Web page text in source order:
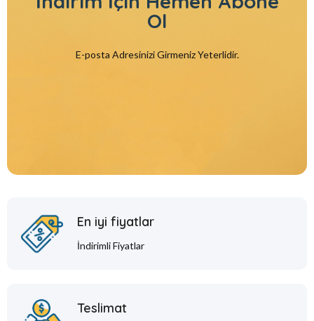
Ol
E-posta Adresinizi Girmeniz Yeterlidir.
En iyi fiyatlar
İndirimli Fiyatlar
Teslimat